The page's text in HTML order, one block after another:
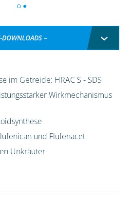
DOWNLOADS –
im Getreide: HRAC S - SDS
Wirkmechanismus
und Flufenacet
Unkräuter